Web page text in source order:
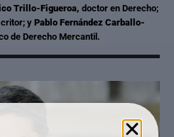
Trillo-Figueroa, doctor en Derecho;
y Pablo Fernández Carballo-
de Derecho Mercantil.